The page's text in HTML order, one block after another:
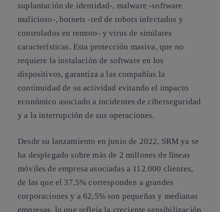
suplantación de identidad-, malware -software
malicioso-, botnets -red de robots infectados y
controlados en remoto- y virus de similares
características. Esta protección masiva, que no
requiere la instalación de software en los
dispositivos, garantiza a las compañías la
continuidad de su actividad evitando el impacto
económico asociado a incidentes de ciberseguridad
y a la interrupción de sus operaciones.
Desde su lanzamiento en junio de 2022, SRM ya se
ha desplegado sobre más de 2 millones de líneas
móviles de empresa asociadas a 112.000 clientes,
de las que el 37,5% corresponden a grandes
corporaciones y a 62,5% son pequeñas y medianas
empresas, lo que refleja la creciente sensibilización